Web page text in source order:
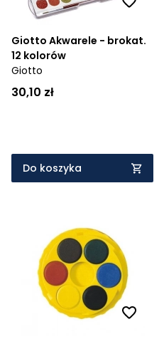
Giotto Akwarele - brokat.
12 kolorów
Giotto
30,10 zł
Do koszyka